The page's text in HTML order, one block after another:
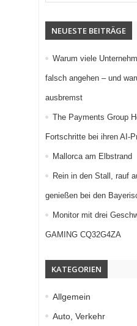
NEUESTE BEITRÄGE
Warum viele
falsch angehen – und
ausbremst
The Payments Group
Fortschritte bei ihren AI-
Mallorca am Elbstrand
Rein in den Stall, rauf
genießen bei den
Monitor mit drei
GAMING CQ32G4ZA
KATEGORIEN
Allgemein
Auto, Verkehr